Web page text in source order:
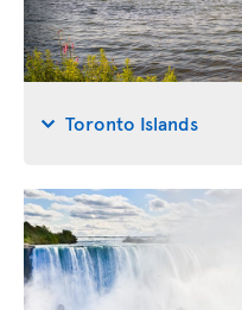
Toronto Islands